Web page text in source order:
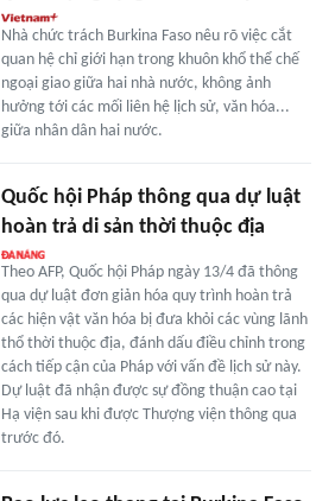
Nhà chức trách Burkina Faso nêu rõ việc cắt
quan hệ chỉ giới hạn trong khuôn khổ thể chế
ngoại giao giữa hai nhà nước, không ảnh
hưởng tới các mối liên hệ lịch sử, văn hóa...
giữa nhân dân hai nước.
Quốc hội Pháp thông qua dự luật
hoàn trả di sản thời thuộc địa
Theo AFP, Quốc hội Pháp ngày 13/4 đã thông
qua dự luật đơn giản hóa quy trình hoàn trả
các hiện vật văn hóa bị đưa khỏi các vùng lãnh
thổ thời thuộc địa, đánh dấu điều chỉnh trong
cách tiếp cận của Pháp với vấn đề lịch sử này.
Dự luật đã nhận được sự đồng thuận cao tại
Hạ viện sau khi được Thượng viện thông qua
trước đó.